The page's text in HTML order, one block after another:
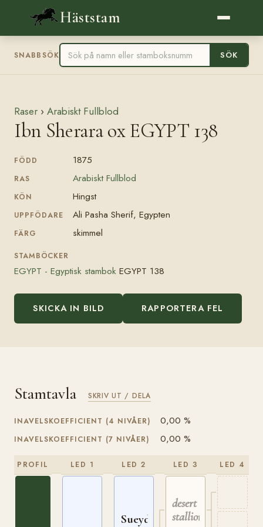
Häststam
SNABBSÖK SÖK
Raser › Arabiskt Fullblod
Ibn Sherara ox EGYPT 138
FÖDD 1875
RAS Arabiskt Fullblod
KÖN Hingst
UPPFÖDARE Ali Pasha Sherif, Egypten
FÄRG skimmel
STAMBÖCKER
EGYPT - Egyptisk stambok EGYPT 138
SKICKA IN BILD RAPPORTERA FEL
Stamtavla SKRIV UT / DELA
INAVELSKOEFFICIENT (4 NIVÅER) 0,00 %
INAVELSKOEFFICIENT (7 NIVÅER) 0,00 %
PROFIL LED 1 LED 2
Sueyd
LED 3
desert
stallion
LED 4